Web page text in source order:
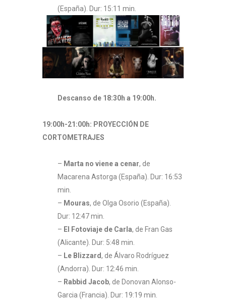
(España). Dur: 15:11 min.
Descanso de 18:30h a 19:00h.
19:00h-21:00h: PROYECCIÓN DE
CORTOMETRAJES
– Marta no viene a cenar, de
Macarena Astorga (España). Dur: 16:53
min.
– Mouras, de Olga Osorio (España).
Dur: 12:47 min.
– El Fotoviaje de Carla, de Fran Gas
(Alicante). Dur: 5:48 min.
– Le Blizzard, de Álvaro Rodríguez
(Andorra). Dur: 12:46 min.
– Rabbid Jacob, de Donovan Alonso-
Garcia (Francia). Dur: 19:19 min.